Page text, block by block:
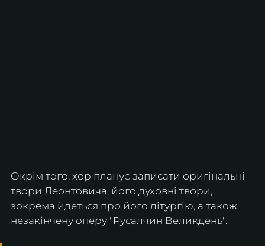
Окрім того, хор планує записати оригінальні
твори Леонтовича, його духовні твори,
зокрема йдеться про його літургію, а також
незакінчену оперу "Русалчин Великдень".